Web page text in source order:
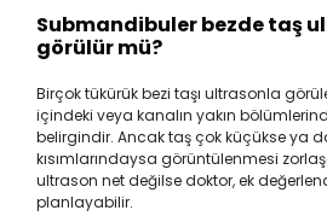
Submandibuler bezde taş
görülür mü?
Birçok tükürük bezi taşı ultrasonla
içindeki veya kanalın yakın
belirgindir. Ancak taş çok küçükse ya
kısımlarındaysa görüntülenmesi
ultrason net değilse doktor, ek
planlayabilir.